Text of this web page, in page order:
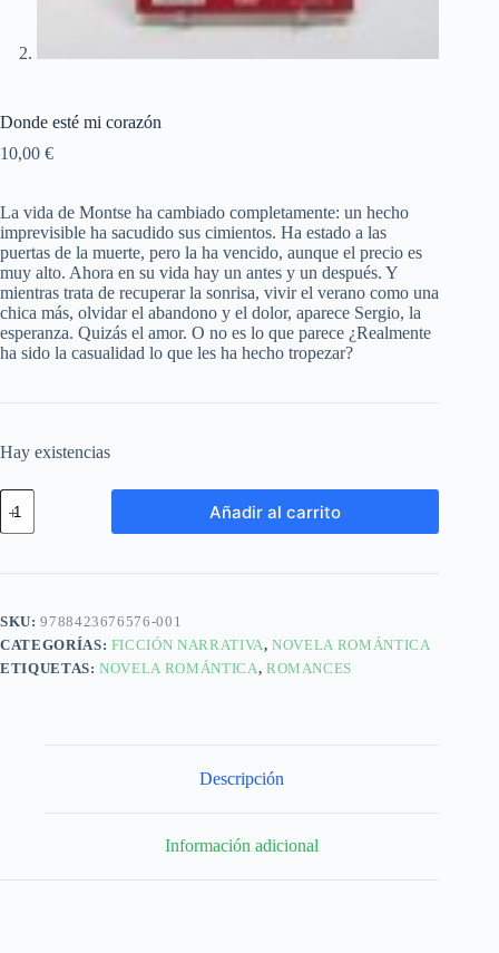
Donde esté mi corazón
10,00 €
La vida de Montse ha cambiado completamente: un hecho
imprevisible ha sacudido sus cimientos. Ha estado a las
puertas de la muerte, pero la ha vencido, aunque el precio es
muy alto. Ahora en su vida hay un antes y un después. Y
mientras trata de recuperar la sonrisa, vivir el verano como una
chica más, olvidar el abandono y el dolor, aparece Sergio, la
esperanza. Quizás el amor. O no es lo que parece ¿Realmente
ha sido la casualidad lo que les ha hecho tropezar?
Hay existencias
Añadir al carrito
SKU:9788423676576-001
CATEGORÍAS: FICCIÓN NARRATIVA,NOVELA ROMÁNTICA
ETIQUETAS:NOVELA ROMÁNTICA, ROMANCES
Descripción
Información adicional